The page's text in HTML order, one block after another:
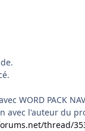
WORD PACK
avec l'auteur du
thread/